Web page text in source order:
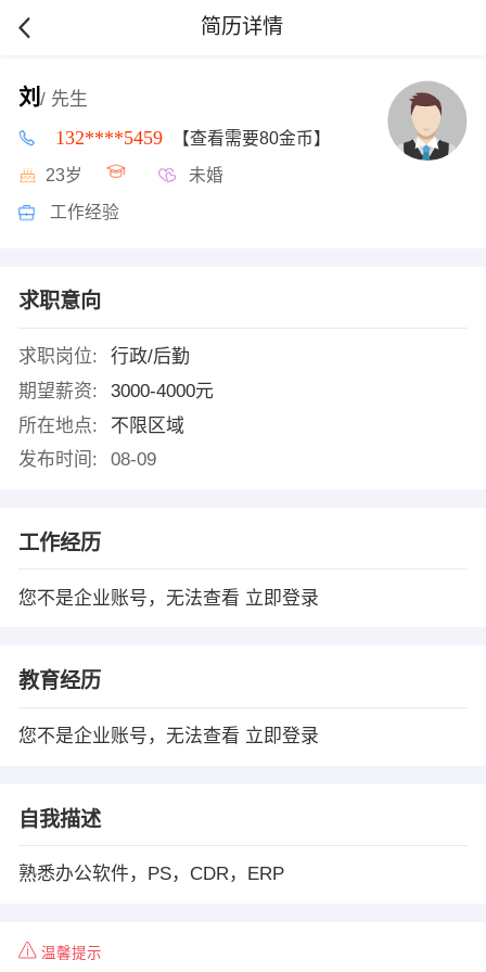
简历详情
刘 / 先生
132****5459 【查看需要80金币】
23岁 未婚
工作经验
求职意向
求职岗位:
行政/后勤
期望薪资:
3000-4000元
所在地点:
不限区域
发布时间:
08-09
工作经历
您不是企业账号，无法查看 立即登录
教育经历
您不是企业账号，无法查看 立即登录
自我描述
熟悉办公软件，PS，CDR，ERP
温馨提示